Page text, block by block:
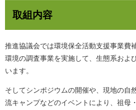
取組内容
推進協議会では環境保全活動支援事業費
環境の調査事業を実施して、生態系およ
います。
そしてシンポジウムの開催や、現地の自
流キャンプなどのイベントにより、祖母